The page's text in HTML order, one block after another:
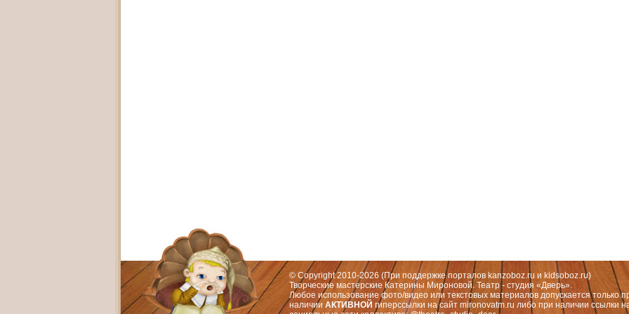
© Copyright 2010-2026 (При поддержке порталов kanzoboz.ru и kidsoboz.ru)
Творческие мастерские Катерины Мироновой. Театр - студия «Дверь».
Любое использование фото/видео или текстовых материалов допускается только
наличии АКТИВНОЙ гиперссылки на сайт mironovatm.ru либо при наличии ссылки